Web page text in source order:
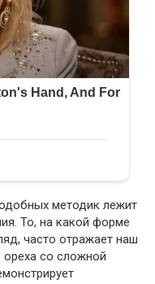
методик лежит
То, на какой форме
часто отражает наш
со сложной